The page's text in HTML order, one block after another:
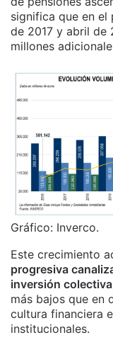
significa que en
de 2017 y abril de
millones
Gráfico: Inverco.
Este crecimiento
progresiva
inversión colectiva
más bajos que en
cultura financiera
institucionales.